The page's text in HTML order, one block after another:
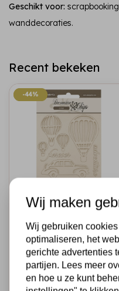
Geschikt voor:
wanddecoraties.
Recent bekeken
-44%
-44%
STAMPERIA
cm 14x14 -
Timeless air
balloons
€2,69 €1,50 Op voorraad
Wij maken
Wij gebruiken
optimaliseren, het
gerichte advertenties
partijen. Lees meer
en hoe u ze kunt